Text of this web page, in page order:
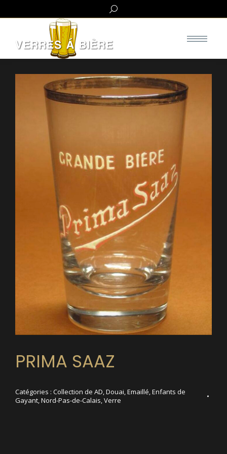
Search:
PRIMA SAAZ
Catégories : Collection de AD,Douai,Emaillé,Enfants de
Gayant,Nord-Pas-de-Calais,Verre